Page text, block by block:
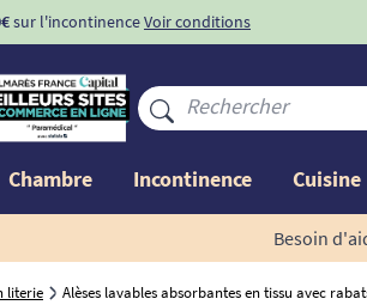
Voir conditions
Chambre Incontinence Cuisine
Besoin
literie Alèses lavables absorbantes en tissu avec